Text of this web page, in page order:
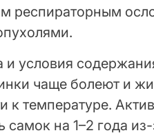
респираторным
и условия
чаще болеют и
к температуре.
самок на 1–2 года